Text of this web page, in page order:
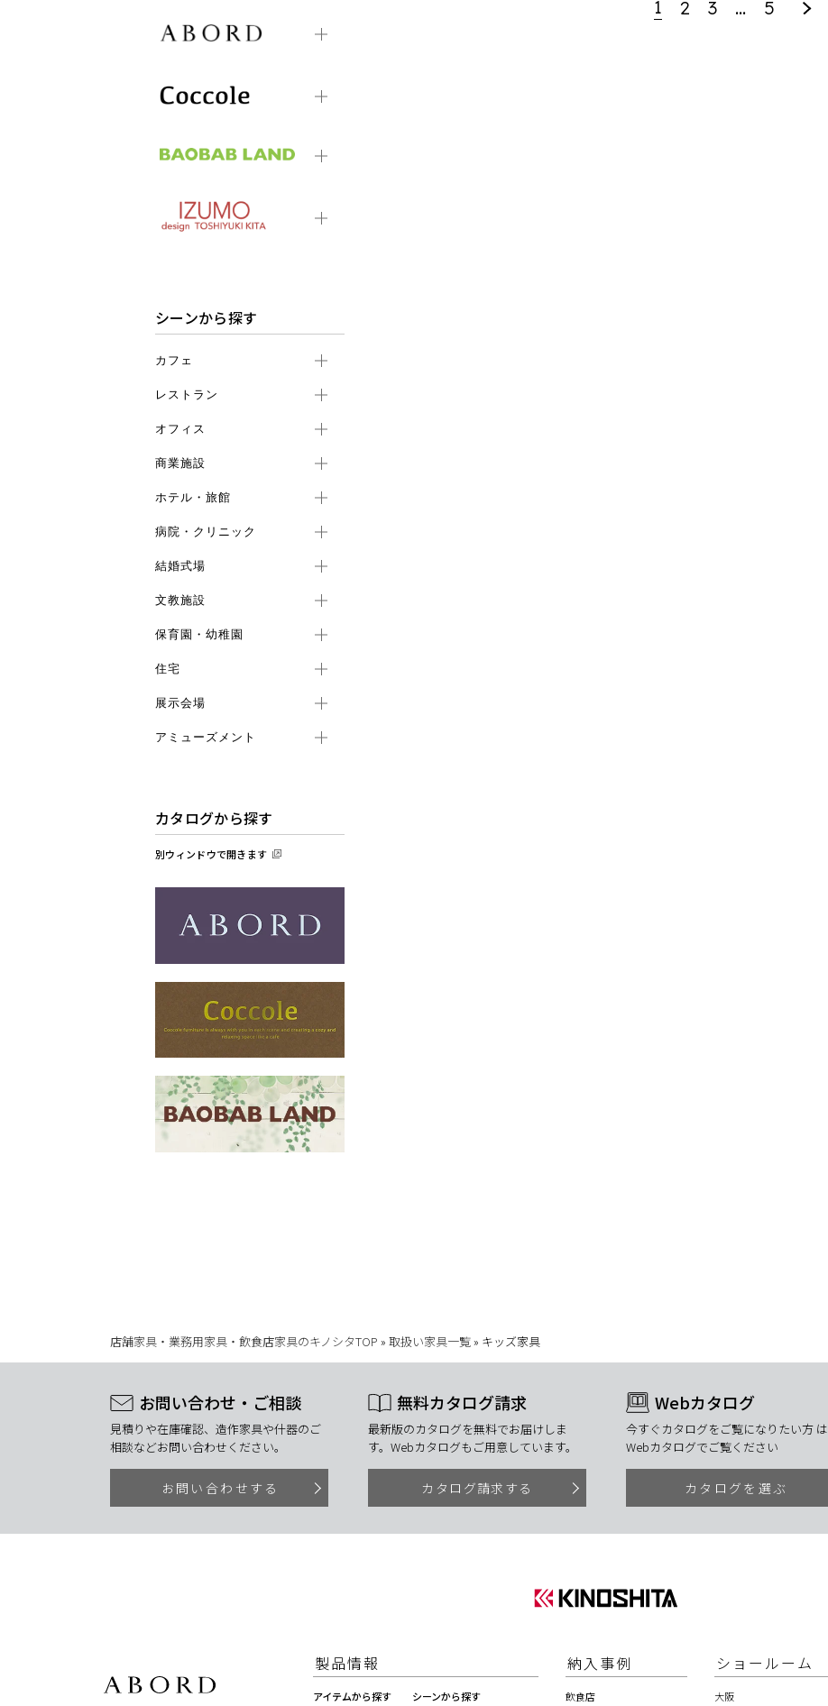
1 2 3 … 5
シーンから探す
カフェ
レストラン
オフィス
商業施設
ホテル・旅館
病院・クリニック
結婚式場
文教施設
保育園・幼稚園
住宅
展示会場
アミューズメント
カタログから探す
別ウィンドウで開きます
店舗家具・業務用家具・飲食店家具のキノシタTOP » 取扱い家具一覧» キッズ家具
お問い合わせ・ご相談
見積りや在庫確認、造作家具や什器のご
相談などお問い合わせください。
お問い合わせする
無料カタログ請求
最新版のカタログを無料でお届けしま
す。Webカタログもご用意しています。
カタログ請求する
Webカタログ
今すぐカタログをご覧になりたい方 は
Webカタログでご覧ください
カタログを選ぶ
製品情報
アイテムから探す シーンから探す
納入事例
飲食店
ショールーム
大阪